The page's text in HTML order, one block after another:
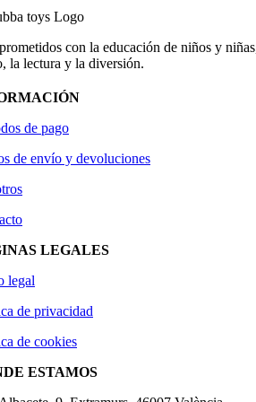
con la educación de niños y
la lectura y la diversión.
de pago
de envío y devoluciones
LEGALES
legal
de privacidad
de cookies
ESTAMOS